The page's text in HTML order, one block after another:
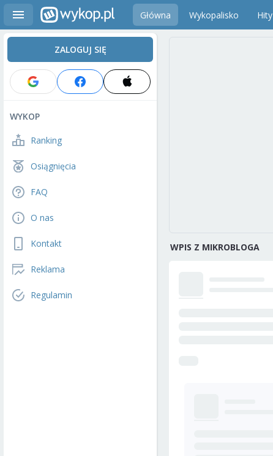
Główna Wykopalisko Hity
ZALOGUJ SIĘ
WYKOP
Ranking
Osiągnięcia
FAQ
O nas
Kontakt
Reklama
Regulamin
WPIS Z MIKROBLOGA